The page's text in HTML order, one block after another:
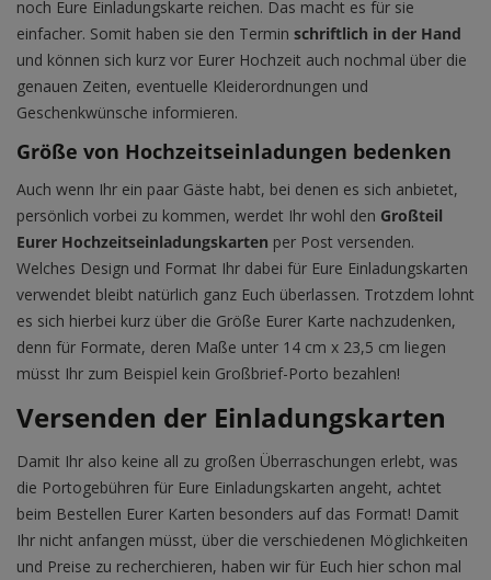
noch Eure Einladungskarte reichen. Das macht es für sie
einfacher. Somit haben sie den Termin schriftlich in der Hand
und können sich kurz vor Eurer Hochzeit auch nochmal über die
genauen Zeiten, eventuelle Kleiderordnungen und
Geschenkwünsche informieren.
Größe von Hochzeitseinladungen bedenken
Auch wenn Ihr ein paar Gäste habt, bei denen es sich anbietet,
persönlich vorbei zu kommen, werdet Ihr wohl den Großteil
Eurer Hochzeitseinladungskarten per Post versenden.
Welches Design und Format Ihr dabei für Eure Einladungskarten
verwendet bleibt natürlich ganz Euch überlassen. Trotzdem lohnt
es sich hierbei kurz über die Größe Eurer Karte nachzudenken,
denn für Formate, deren Maße unter 14 cm x 23,5 cm liegen
müsst Ihr zum Beispiel kein Großbrief-Porto bezahlen!
Versenden der Einladungskarten
Damit Ihr also keine all zu großen Überraschungen erlebt, was
die Portogebühren für Eure Einladungskarten angeht, achtet
beim Bestellen Eurer Karten besonders auf das Format! Damit
Ihr nicht anfangen müsst, über die verschiedenen Möglichkeiten
und Preise zu recherchieren, haben wir für Euch hier schon mal